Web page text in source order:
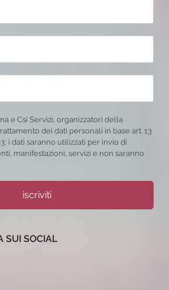
e Csi Servizi, organizzatori della
dei dati personali in base art. 13
i dati saranno utilizzati per invio di
manifestazioni, servizi e non saranno
iscriviti
SUI SOCIAL